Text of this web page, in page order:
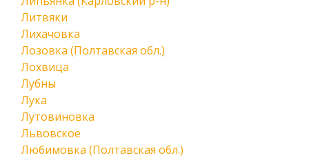
Литвяки
Лихачовка
Лозовка (Полтавская обл.)
Лохвица
Лубны
Лука
Лутовиновка
Львовское
Любимовка (Полтавская обл.)